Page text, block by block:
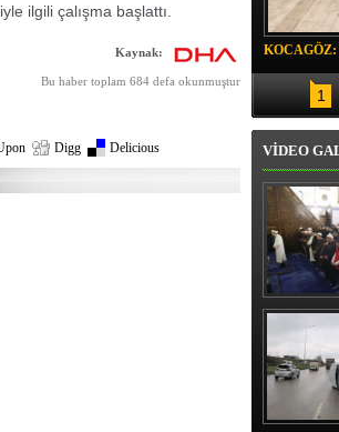
ilgili çalışma başlattı.
Kaynak:
Bu haber toplam 684 defa okunmuştur
Digg Delicious
1
VİDEO
Erbaş,
Veli
teravih